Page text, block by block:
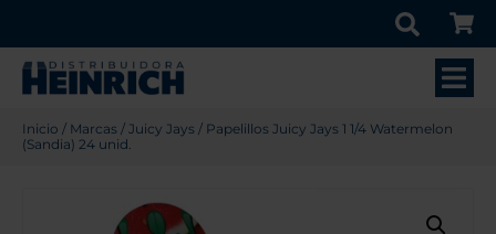
Inicio / Marcas / Juicy Jays / Papelillos Juicy Jays 1 1/4 Watermelon
(Sandia) 24 unid.